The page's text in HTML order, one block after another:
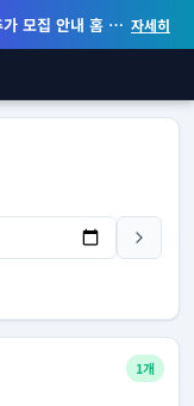
모집 안내 홈 화면 위젯 등 지원 자세히
1개